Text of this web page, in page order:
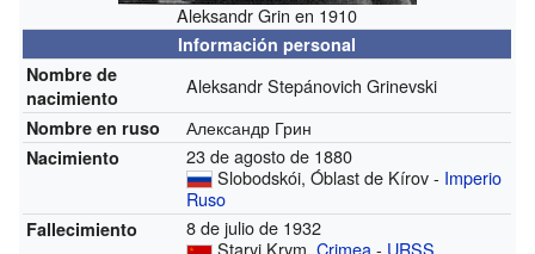
Aleksandr Grin en 1910
Información personal
Nombre de
nacimiento
Aleksandr Stepánovich Grinevski
Nombre en ruso Александр Грин
Nacimiento
23 de agosto de 1880
Slobodskói, Óblast de Kírov - Imperio
Ruso
Fallecimiento
8 de julio de 1932
Staryi Krym,Crimea- URSS